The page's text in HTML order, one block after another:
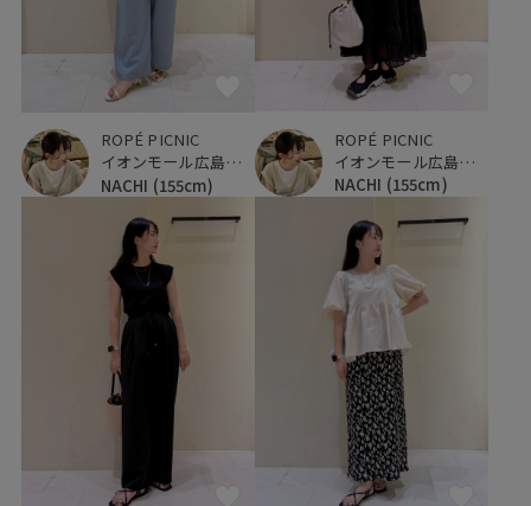
ROPÉ PICNIC
イオンモール広島府中
NACHI (155cm)
ROPÉ PICNIC
イオンモール広島府中
NACHI (155cm)